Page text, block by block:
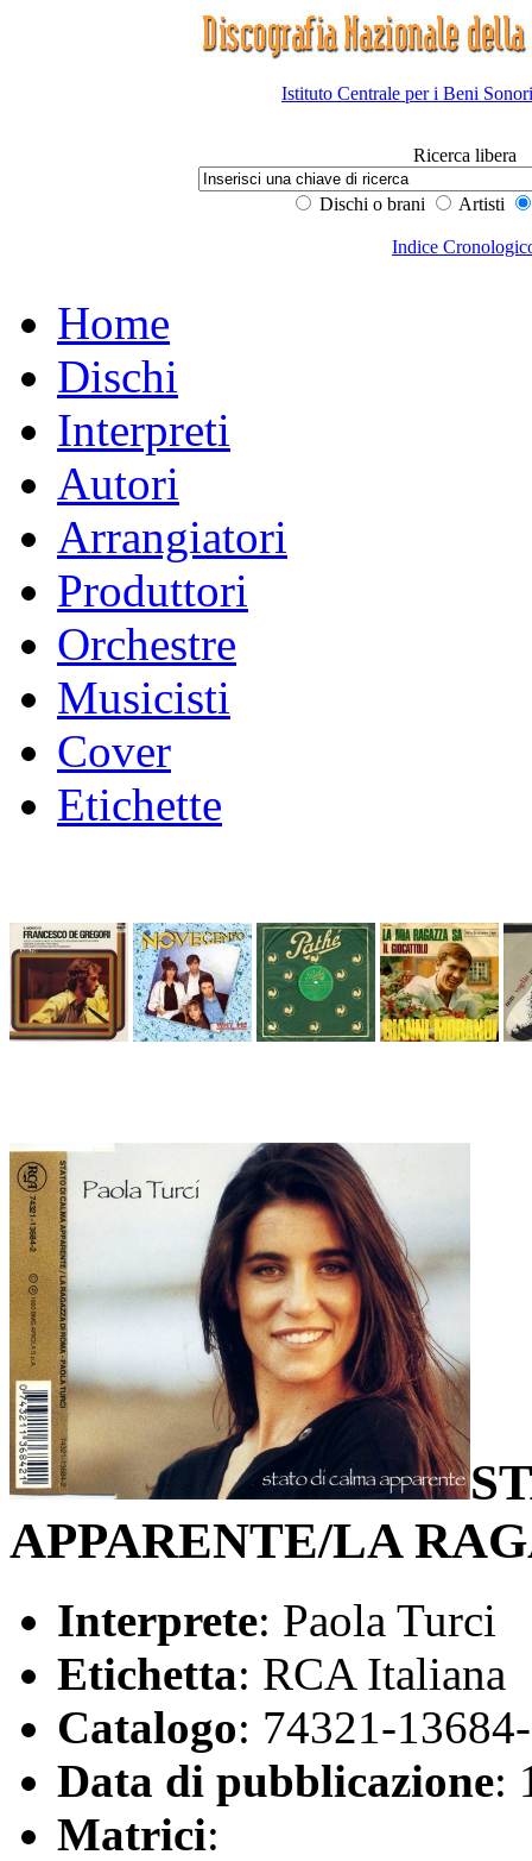
Istituto Centrale per i Beni
Ricerca libera
Dischi o brani Artisti
Indice
Home
Dischi
Interpreti
Autori
Arrangiatori
Produttori
Orchestre
Musicisti
Cover
Etichette
APPARENTE/LA
Interprete: Paola Turci
Etichetta: RCA Italiana
Catalogo: 74321-
Data di pubblicazione:
Matrici: